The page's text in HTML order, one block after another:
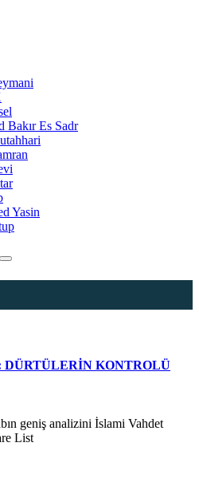
Bakır Es Sadr
Yasin
DÜRTÜLERİN KONTROLÜ
geniş analizini İslami Vahdet
List